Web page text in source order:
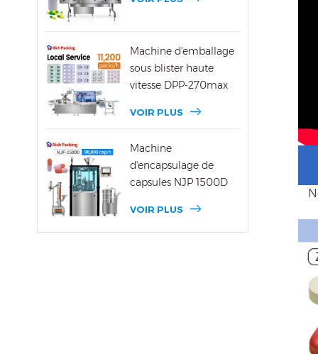
Machine d'emballage
sous blister haute
vitesse DPP-270max
VOIR PLUS
Machine
d'encapsulage de
capsules NJP 1500D
VOIR PLUS